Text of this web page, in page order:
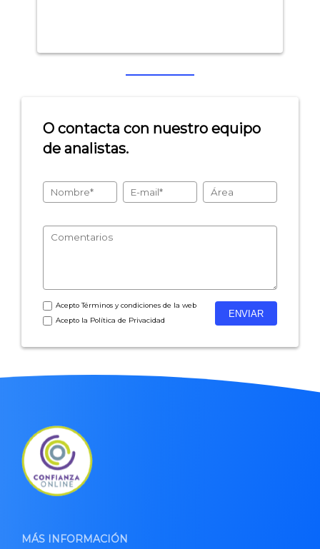
- Encuestas de NPS
- Encuestas de satisfacción de cliente
- Investigación de mercados
O contacta con nuestro equipo
de analistas.
AceptoTérminos y condicionesde la web
Acepto la Política de Privacidad
MÁS INFORMACIÓN